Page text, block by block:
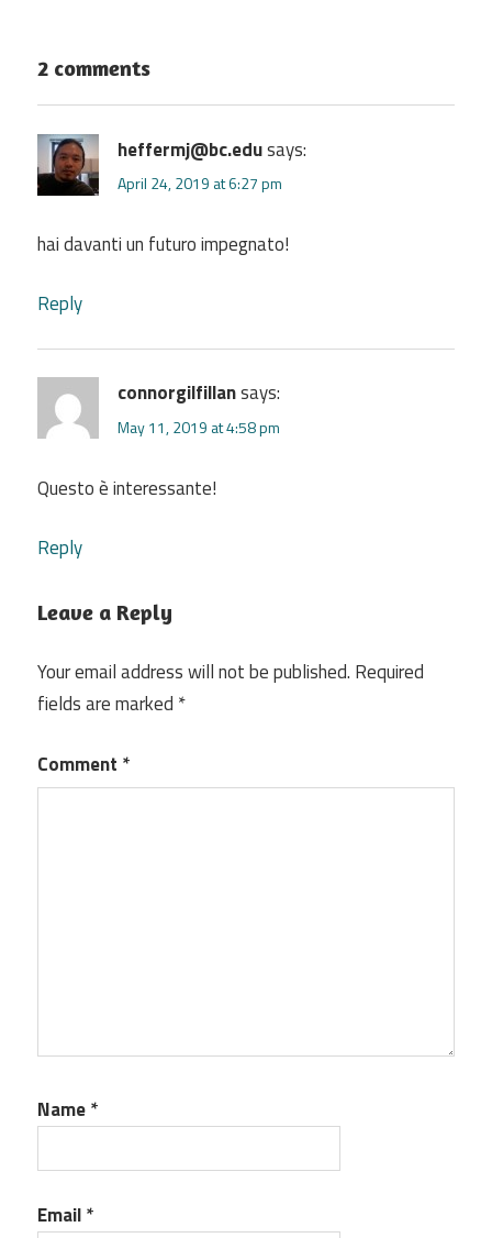
2 comments
heffermj@bc.edusays:
April 24, 2019 at 6:27 pm
hai davanti un futuro impegnato!
Reply
connorgilfillansays:
May 11, 2019 at 4:58 pm
Questo è interessante!
Reply
Leave a Reply
Your email address will not be published. Required
fields are marked *
Comment *
Name*
Email*